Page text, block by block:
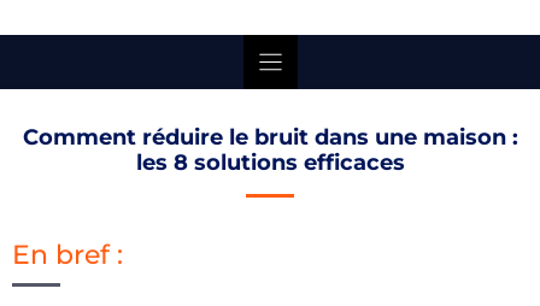
Comment réduire le bruit dans une maison :
les 8 solutions efficaces
En bref :